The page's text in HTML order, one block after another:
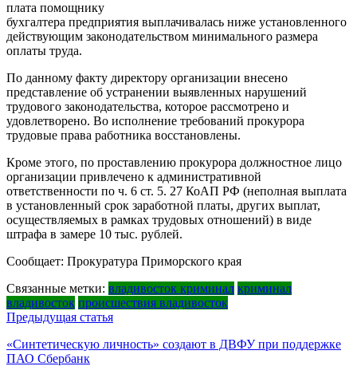
плата помощнику
бухгалтера предприятия выплачивалась ниже установленного
действующим законодательством минимального размера
оплаты труда.
По данному факту директору организации внесено
представление об устранении выявленных нарушений
трудового законодательства, которое рассмотрено и
удовлетворено. Во исполнение требований прокурора
трудовые права работника восстановлены.
Кроме этого, по проставлению прокурора должностное лицо
организации привлечено к административной
ответственности по ч. 6 ст. 5. 27 КоАП РФ (неполная выплата
в установленный срок заработной платы, других выплат,
осуществляемых в рамках трудовых отношений) в виде
штрафа в замере 10 тыс. рублей.
Сообщает: Прокуратура Приморского края
Связанные метки: владивосток криминал криминал
владивосток происшествия владивосток
Навигация
по
записям
Предыдущая статья
«Синтетическую личность» создают в ДВФУ при поддержке
ПАО Сбербанк